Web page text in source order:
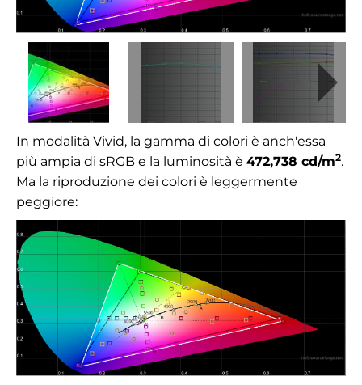
In modalità Vivid, la gamma di colori è anch'essa
più ampia di sRGB e la luminosità è 472,738 cd/m2.
Ma la riproduzione dei colori è leggermente
peggiore: